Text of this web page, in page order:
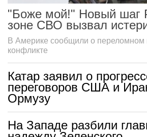
"Боже мой!" Новый шаг
зоне СВО вызвал
В Америке сообщили о переломном
конфликте
Катар заявил о
переговоров США и
Ормузу
На Западе разбили